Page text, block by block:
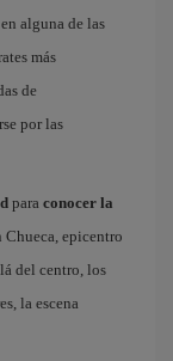
alguna de las
más
de
por las
para conocer la
epicentro
del centro, los
la escena